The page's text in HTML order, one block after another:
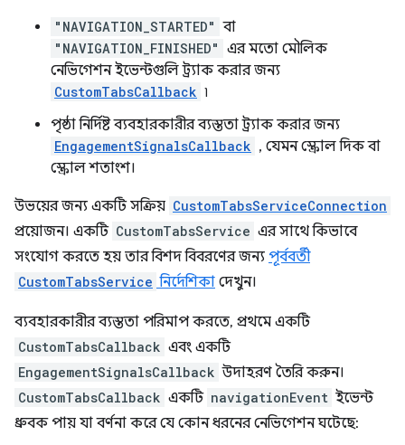
"NAVIGATION_STARTED" বা
"NAVIGATION_FINISHED" এর মতো মৌলিক
নেভিগেশন ইভেন্টগুলি ট্র্যাক করার জন্য
CustomTabsCallback ৷
পৃষ্ঠা নির্দিষ্ট ব্যবহারকারীর ব্যস্ততা ট্র্যাক করার জন্য
EngagementSignalsCallback , যেমন স্ক্রোল দিক বা
স্ক্রোল শতাংশ।
উভয়ের জন্য একটি সক্রিয় CustomTabsServiceConnection
প্রয়োজন। একটি CustomTabsService এর সাথে কিভাবে
সংযোগ করতে হয় তার বিশদ বিবরণের জন্য পূর্ববর্তী
CustomTabsService নির্দেশিকা দেখুন।
ব্যবহারকারীর ব্যস্ততা পরিমাপ করতে, প্রথমে একটি
CustomTabsCallback এবং একটি
EngagementSignalsCallback উদাহরণ তৈরি করুন।
CustomTabsCallback একটি navigationEvent ইভেন্ট
ধ্রুবক পায় যা বর্ণনা করে যে কোন ধরনের নেভিগেশন ঘটেছে: